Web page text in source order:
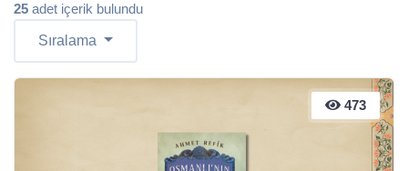
25 adet içerik bulundu
Sıralama
473